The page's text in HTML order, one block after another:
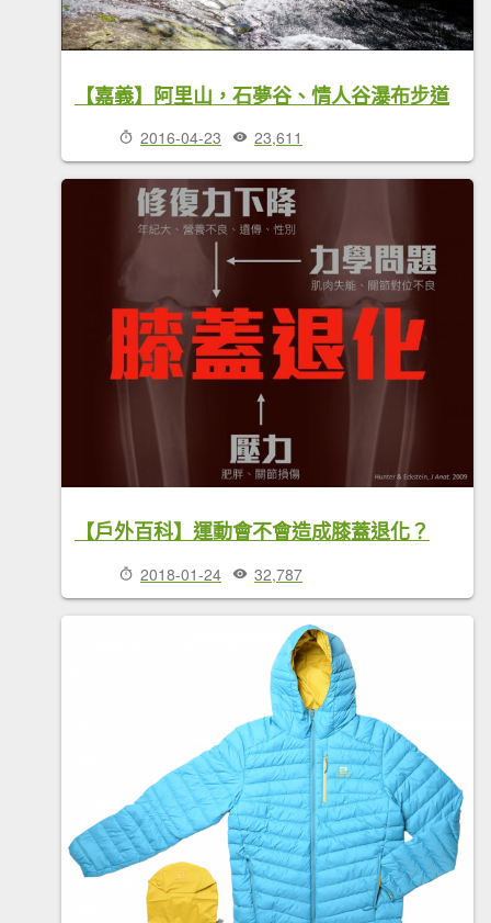
【嘉義】阿里山，石夢谷、情人谷瀑布步道
2016-04-23 23,611
【戶外百科】運動會不會造成膝蓋退化？
2018-01-24 32,787